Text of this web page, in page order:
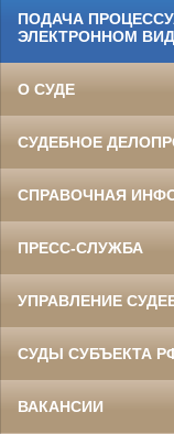
ПОДАЧА
ЭЛЕКТРОННОМ
О СУДЕ
СУДЕБНОЕ
СПРАВОЧНАЯ
ПРЕСС-СЛУЖБА
УПРАВЛЕНИЕ
СУДЫ СУБЪЕКТА
ВАКАНСИИ